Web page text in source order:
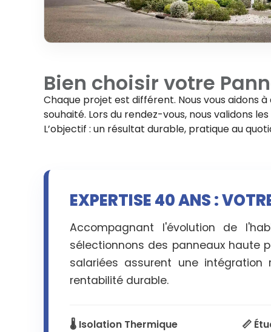
Bien choisir votre
Chaque projet est différent. Nous vous aidons
souhaité. Lors du rendez-vous, nous validons
L’objectif : un résultat durable, pratique au
EXPERTISE 40 ANS :
Accompagnant l'évolution de
sélectionnons des panneaux haute
salariées assurent une
rentabilité durable.
🌡️ Isolation Thermique 📏